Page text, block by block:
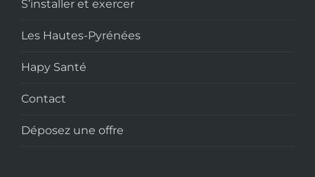
S’installer et exercer
Les Hautes-Pyrénées
Hapy Santé
Contact
Déposez une offre